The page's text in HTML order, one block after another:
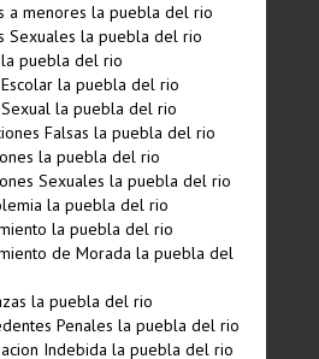
a menores la puebla del rio
Sexuales la puebla del rio
puebla del rio
la puebla del rio
la puebla del rio
Falsas la puebla del rio
la puebla del rio
Sexuales la puebla del rio
la puebla del rio
la puebla del rio
de Morada la puebla del
la puebla del rio
Penales la puebla del rio
Indebida la puebla del rio